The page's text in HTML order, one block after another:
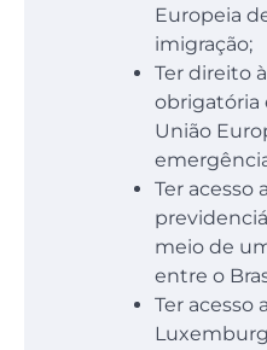
Europeia
imigração;
Ter direito
obrigatória
União
Ter acesso
meio de
entre o
Ter acesso